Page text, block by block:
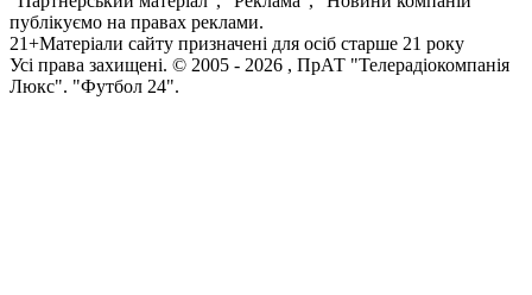
публікуємо на правах реклами.
21+Матеріали сайту призначені для осіб старше 21 року
Усi права захищенi. © 2005 - 2026 , ПрАТ "Телерадіокомпанія
Люкс". "Футбол 24".